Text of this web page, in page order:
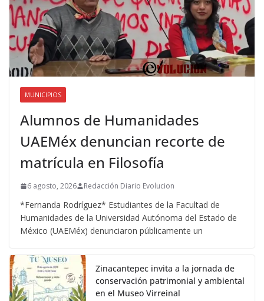
MUNICIPIOS
Alumnos de Humanidades
UAEMéx denuncian recorte de
matrícula en Filosofía
6 agosto, 2026 Redacción Diario Evolucion
*Fernanda Rodríguez* Estudiantes de la Facultad de
Humanidades de la Universidad Autónoma del Estado de
México (UAEMéx) denunciaron públicamente un
Zinacantepec invita a la jornada de
conservación patrimonial y ambiental
en el Museo Virreinal